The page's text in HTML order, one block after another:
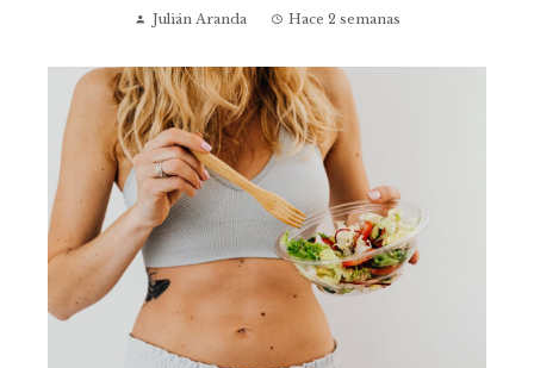
Julián Aranda Hace 2 semanas